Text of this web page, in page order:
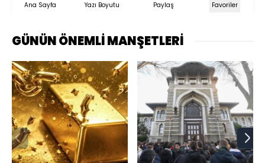
Ana Sayfa Yazı Boyutu Paylaş Favoriler
GÜNÜN ÖNEMLİ MANŞETLERİ